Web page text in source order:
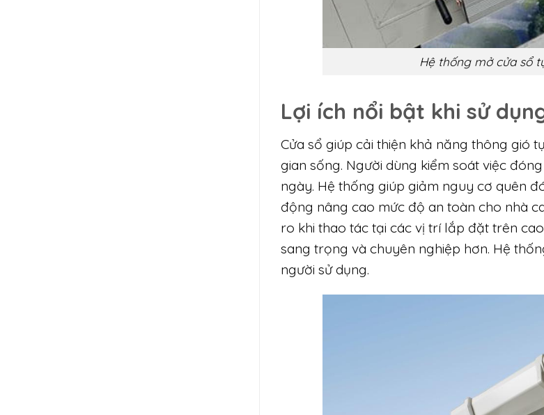
Hệ thống mở cửa sổ
Lợi ích nổi bật khi sử
Cửa sổ giúp cải thiện khả năng thông gió
gian sống. Người dùng kiểm soát việc
ngày. Hệ thống giúp giảm nguy cơ quên
động nâng cao mức độ an toàn cho nhà
ro khi thao tác tại các vị trí lắp đặt trên
sang trọng và chuyên nghiệp hơn. Hệ
người sử dụng.